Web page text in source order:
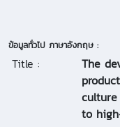
ข้อมูลทั่วไป ภาษาอังกฤษ :
Title :
The
to